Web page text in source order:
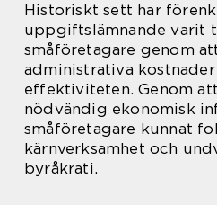
Historiskt sett har
uppgiftslämnande varit
småföretagare genom
administrativa
effektiviteten. Genom
nödvändig ekonomisk
småföretagare kunnat
kärnverksamhet och
byråkrati.